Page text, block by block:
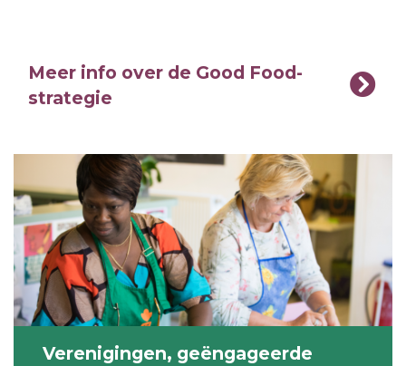
Meer info over de Good Food-
strategie
Verenigingen, geëngageerde